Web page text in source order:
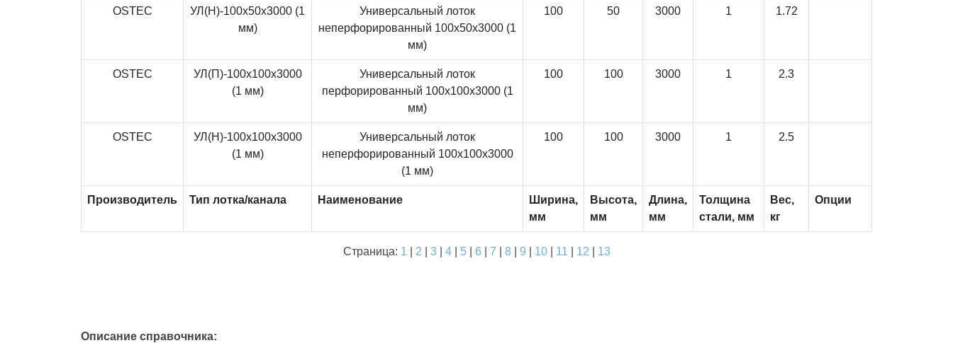
OSTEC
УЛ(Н)-100x50x3000 (1
мм)
Универсальный лоток
неперфорированный 100x50x3000 (1
мм)
100 50 3000 1 1.72
OSTEC
УЛ(П)-100x100x3000
(1 мм)
Универсальный лоток
перфорированный 100x100x3000 (1
мм)
100 100 3000 1 2.3
OSTEC
УЛ(Н)-100x100x3000
(1 мм)
Универсальный лоток
неперфорированный 100x100x3000
(1 мм)
100 100 3000 1 2.5
Производитель Тип лотка/канала Наименование
Ширина,
мм
Высота,
мм
Длина,
мм
Толщина
стали, мм
Вес,
кг
Опции
Страница: 1 2 3| 4| 5| 6 7 8| 9 10| 11 12 13
Описание справочника: